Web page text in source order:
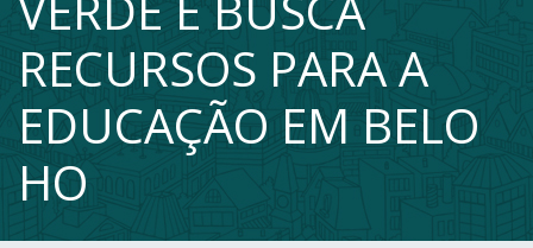
RECURSOS PARA A
EDUCAÇÃO EM BELO
HO